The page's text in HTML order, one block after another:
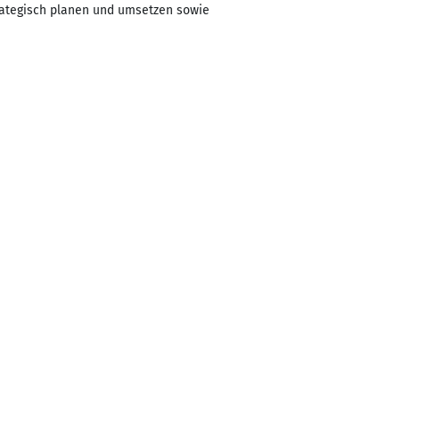
planen und umsetzen sowie